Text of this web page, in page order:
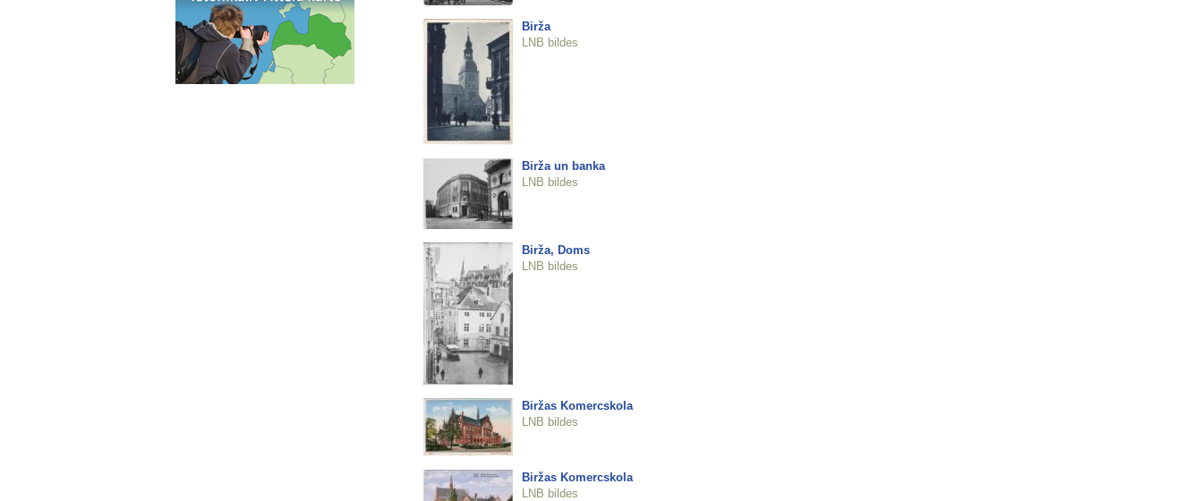
Birža
LNB bildes
Birža un banka
LNB bildes
Birža, Doms
LNB bildes
Biržas Komercskola
LNB bildes
Biržas Komercskola
LNB bildes